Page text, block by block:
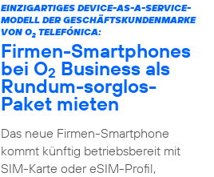
EINZIGARTIGES DEVICE-AS-A-SERVICE-
MODELL DER GESCHÄFTSKUNDENMARKE
VON O2TELEFÓNICA:
Firmen-Smartphones
bei O2 Business als
Rundum-sorglos-
Paket mieten
Das neue Firmen-Smartphone
kommt künftig betriebsbereit mit
SIM-Karte oder eSIM-Profil,